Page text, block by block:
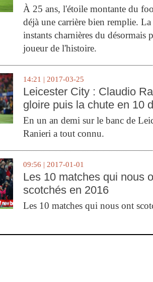
À 25 ans, l'étoile montante du
déjà une carrière bien remplie.
instants charnières du désormais
joueur de l'histoire.
14:21 | 2017-03-25
Leicester City : Claudio
gloire puis la chute en 10
En un an demi sur le banc de
Ranieri a tout connu.
09:56 | 2017-01-01
Les 10 matches qui nous
scotchés en 2016
Les 10 matches qui nous ont